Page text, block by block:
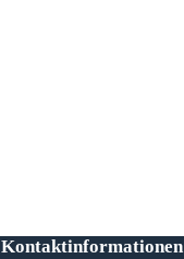
Kontaktinformationen